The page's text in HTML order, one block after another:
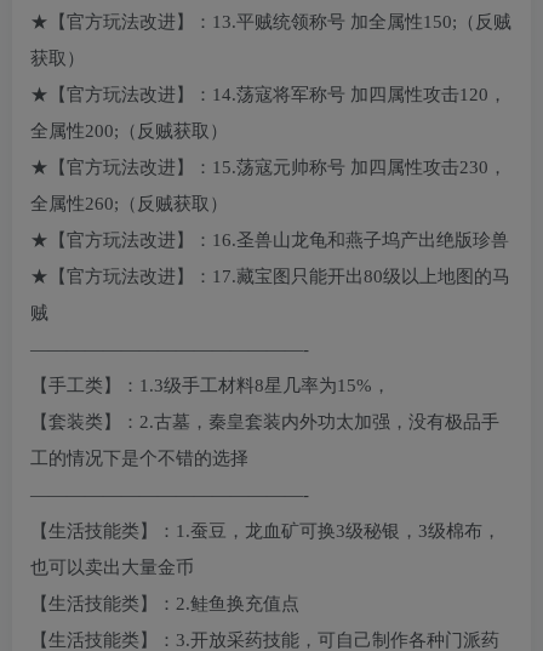
★【官方玩法改进】：13.平贼统领称号 加全属性150;（反贼
获取）
★【官方玩法改进】：14.荡寇将军称号 加四属性攻击120，
全属性200;（反贼获取）
★【官方玩法改进】：15.荡寇元帅称号 加四属性攻击230，
全属性260;（反贼获取）
★【官方玩法改进】：16.圣兽山龙龟和燕子坞产出绝版珍兽
★【官方玩法改进】：17.藏宝图只能开出80级以上地图的马
贼
———————————————-
【手工类】：1.3级手工材料8星几率为15%，
【套装类】：2.古墓，秦皇套装内外功太加强，没有极品手
工的情况下是个不错的选择
———————————————-
【生活技能类】：1.蚕豆，龙血矿可换3级秘银，3级棉布，
也可以卖出大量金币
【生活技能类】：2.鲑鱼换充值点
【生活技能类】：3.开放采药技能，可自己制作各种门派药